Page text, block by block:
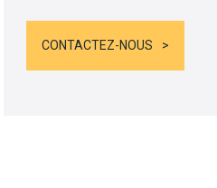
CONTACTEZ-NOUS